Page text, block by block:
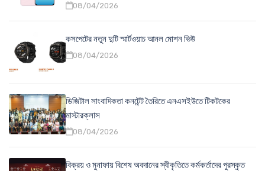
08/04/2026
কসপেটের নতুন দুটি স্মার্টওয়াচ আনল মোশন ভিউ
08/04/2026
ডিজিটাল সাংবাদিকতা কনটেন্ট তৈরিতে এনএসইউতে টিকটকের
মাস্টারক্লাস
08/04/2026
বিক্রয় ও মুনাফায় বিশেষ অবদানের স্বীকৃতিতে কর্মকর্তাদের পুরস্কৃত